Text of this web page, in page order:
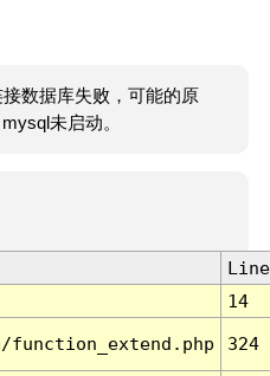
数据库失败，可能的原
未启动。
Line
14
324